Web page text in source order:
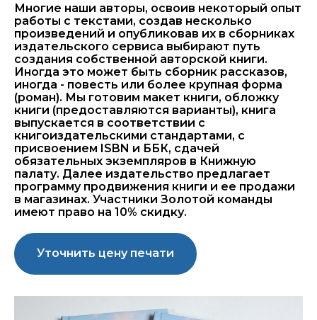
Многие наши авторы, освоив некоторый опыт
работы с текстами, создав несколько
произведений и опубликовав их в сборниках
издательского сервиса выбирают путь
создания собственной авторской книги.
Иногда это может быть сборник рассказов,
иногда - повесть или более крупная форма
(роман). Мы готовим макет книги, обложку
книги (предоставляются варианты), книга
выпускается в соответствии с
книгоиздательскими стандартами, с
присвоением ISBN и ББК, сдачей
обязательных экземпляров в Книжную
палату. Далее издательство предлагает
программу продвижения книги и ее продажи
в магазинах. Участники Золотой команды
имеют право на 10% скидку.
Уточнить цену печати